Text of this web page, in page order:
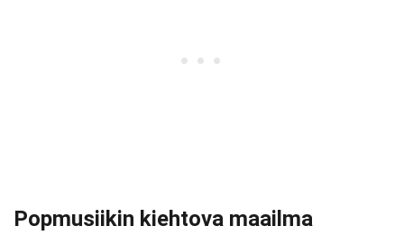
Popmusiikin kiehtova maailma